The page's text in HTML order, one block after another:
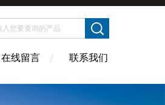
在线留言 联系我们